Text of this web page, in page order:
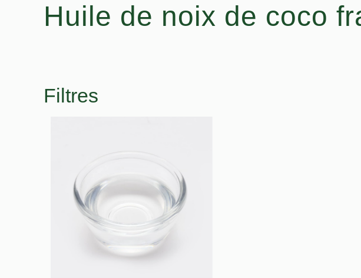
Huile de noix de coco
Filtres